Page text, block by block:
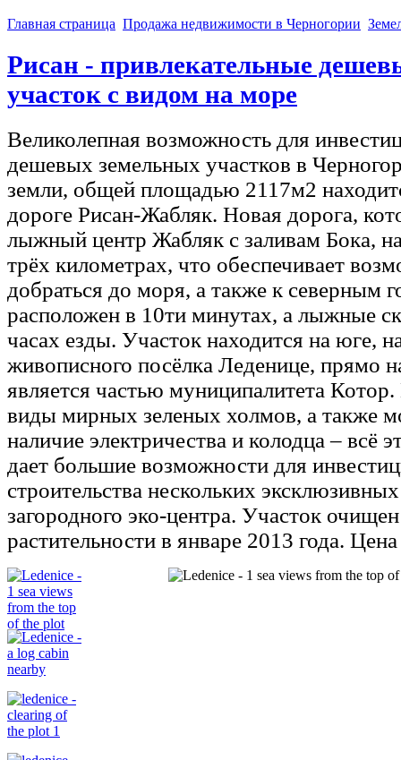
Главная страница Продажа недвижимости в Черногории
Рисан - привлекательные
участок с видом на море
Великолепная возможность для
дешевых земельных участков в
земли, общей площадью 2117м2
дороге Рисан-Жабляк. Новая дорога,
лыжный центр Жабляк с заливам Бока,
трёх километрах, что обеспечивает
добраться до моря, а также к северным
расположен в 10ти минутах, а лыжные
часах езды. Участок находится на юге,
живописного посёлка Леденице, прямо
является частью муниципалитета
виды мирных зеленых холмов, а также
наличие электричества и колодца – всё
дает большие возможности для
строительства нескольких
загородного эко-центра. Участок
растительности в январе 2013 года.